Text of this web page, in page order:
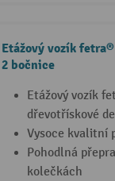
Etážový vozík
2 bočnice
Etážový vozík
dřevotřískové
Vysoce kvalitní
Pohodlná
kolečkách